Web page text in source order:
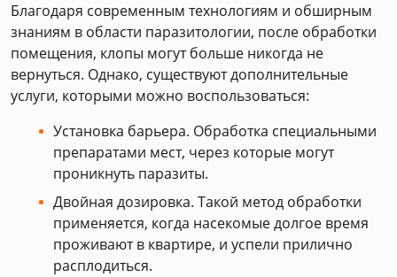
Благодаря современным технологиям и обширным
знаниям в области паразитологии, после обработки
помещения, клопы могут больше никогда не
вернуться. Однако, существуют дополнительные
услуги, которыми можно воспользоваться:
Установка барьера. Обработка специальными
препаратами мест, через которые могут
проникнуть паразиты.
Двойная дозировка. Такой метод обработки
применяется, когда насекомые долгое время
проживают в квартире, и успели прилично
расплодиться.